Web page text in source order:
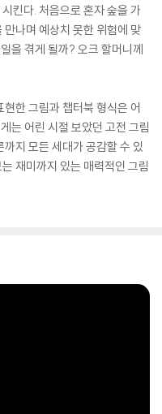
킨다. 처음으로 혼자 숲을 가
나며 예상치 못한 위험에 맞
을 겪게 될까? 오크 할머니께
한 그림과 챕터북 형식은 어
는 어린 시절 보았던 고전 그림
지 모든 세대가 공감할 수 있
재미까지 있는 매력적인 그림